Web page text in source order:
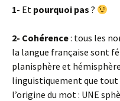
1- Et pourquoi pas ?
2- Cohérence: tous les
la langue française sont
planisphère et
linguistiquement que
l’origine du mot : UNE